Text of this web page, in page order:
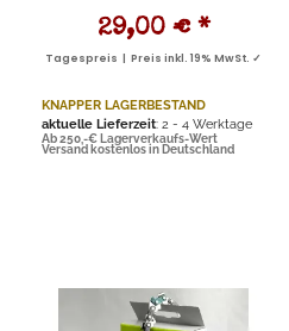
29,00 € *
Tagespreis | Preis inkl. 19% MwSt. ✓
KNAPPER LAGERBESTAND
aktuelle Lieferzeit: 2 - 4 Werktage
Ab 250,-€ Lagerverkaufs-Wert
Versand kostenlos in Deutschland